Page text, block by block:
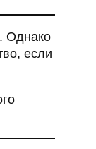
Однако
если